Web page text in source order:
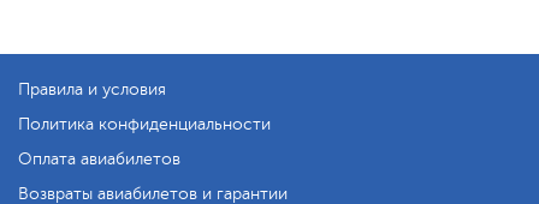
Правила и условия
Политика конфиденциальности
Оплата авиабилетов
Возвраты авиабилетов и гарантии